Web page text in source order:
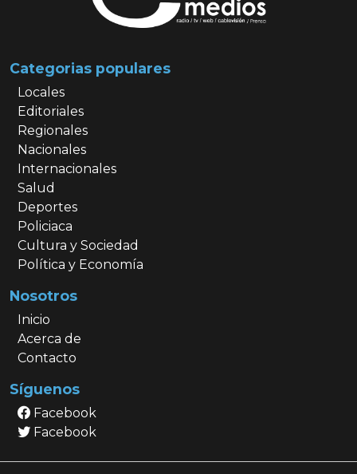
Categorias populares
Locales
Editoriales
Regionales
Nacionales
Internacionales
Salud
Deportes
Policiaca
Cultura y Sociedad
Política y Economía
Nosotros
Inicio
Acerca de
Contacto
Síguenos
Facebook
Facebook